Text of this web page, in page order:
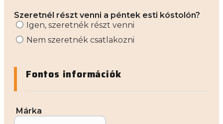
Szeretnél részt venni a péntek esti kóstolón?
Igen, szeretnék részt venni
Nem szeretnék csatlakozni
Fontos információk
Márka